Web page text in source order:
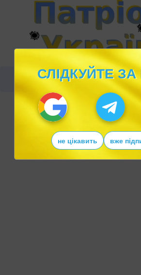
СЛІДКУЙТЕ
не цікавить вже